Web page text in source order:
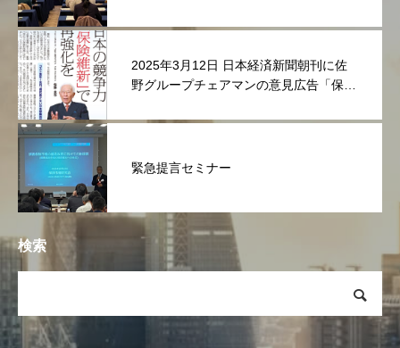
2025年3月12日 日本経済新聞朝刊に佐
野グループチェアマンの意見広告「保険
緊急提言セミナー
検索